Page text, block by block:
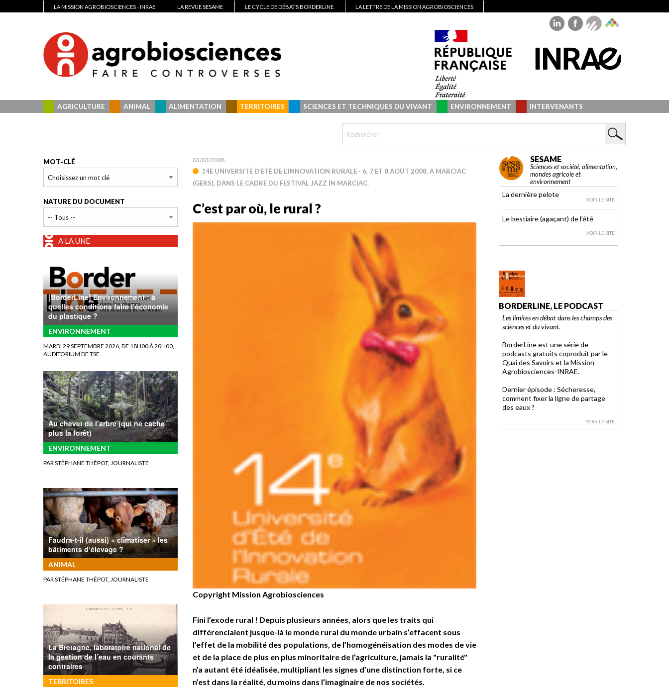
LA MISSION AGROBIOSCIENCES - INRAE LA REVUE SESAME LE CYCLE DE DÉBATS BORDERLINE LA LETTRE DE LA MISSION AGROBIOSCIENCES
AGRICULTURE ANIMAL ALIMENTATION TERRITOIRES SCIENCES ET TECHNIQUES DU VIVANT ENVIRONNEMENT INTERVENANTS
03/03/2008
14E UNIVERSITÉ D’ETÉ DE L’INNOVATION RURALE - 6, 7 ET 8 AOÛT 2008. A MARCIAC
(GERS), DANS LE CADRE DU FESTIVAL JAZZ IN MARCIAC.
C’est par où, le rural ?
Copyright Mission Agrobiosciences
Fini l’exode rural ! Depuis plusieurs années, alors que les traits qui
différenciaient jusque-là le monde rural du monde urbain s’effacent sous
l’effet de la mobilité des populations, de l’homogénéisation des modes de vie
et de la place de plus en plus minoritaire de l’agriculture, jamais la "ruralité"
n’a autant été idéalisée, multipliant les signes d’une distinction forte, si ce
n’est dans la réalité, du moins dans l’imaginaire de nos sociétés.
MOT-CLÉ
NATURE DU DOCUMENT
A LA UNE
[BorderLine] Environnement : à
quelles conditions faire l’économie
du plastique ?
ENVIRONNEMENT
MARDI 29 SEPTEMBRE 2026, DE 18H00 À 20H00,
AUDITORIUM DE TSE.
Au chevet de l’arbre (qui ne cache
plus la forêt)
ENVIRONNEMENT
PAR STÉPHANE THÉPOT, JOURNALISTE
Faudra-t-il (aussi) « climatiser » les
bâtiments d’élevage ?
ANIMAL
PAR STÉPHANE THÉPOT, JOURNALISTE
La Bretagne, laboratoire national de
la gestion de l’eau en courants
contraires
TERRITOIRES
SESAME
Sciences et société, alimentation,
mondes agricole et
environnement
La dernière pelote
VOIR LE SITE
Le bestiaire (agaçant) de l’été
VOIR LE SITE
BORDERLINE, LE PODCAST
Les limites en débat dans les champs des
sciences et du vivant.
BorderLine est une série de
podcasts gratuits coproduit par le
Quai des Savoirs et la Mission
Agrobiosciences-INRAE.
Dernier épisode : Sécheresse,
comment fixer la ligne de partage
des eaux ?
VOIR LE SITE